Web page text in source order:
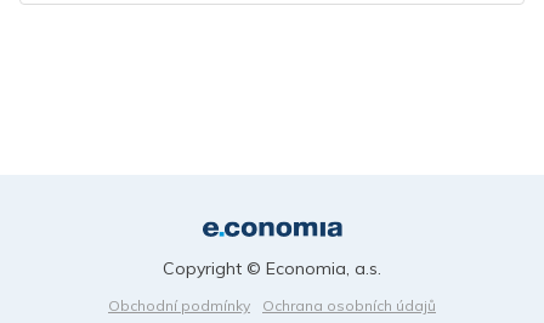
Obchodní podmínky
Ochrana osobních údajů
Copyright © Economia, a.s.